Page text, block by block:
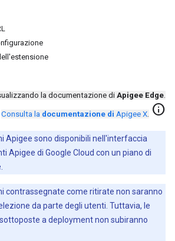
la documentazione diApigee Edge.
Consulta la documentazione di Apigee X. info
Apigee sono disponibili nell'interfaccia
Apigee di Google Cloud con un piano di
contrassegnate come ritirate non saranno
da parte degli utenti. Tuttavia, le
a deployment non subiranno